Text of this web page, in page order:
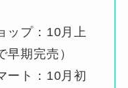
ップ：10月上
期完売）
ート：10月初